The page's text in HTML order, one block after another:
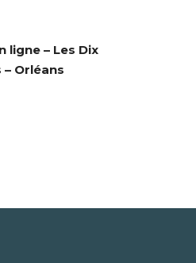
ligne – Les Dix
– Orléans